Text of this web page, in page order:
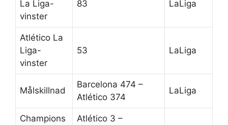
La Liga-
vinster
83 LaLiga
Atlético La
Liga-
vinster
53 LaLiga
Målskillnad
Barcelona 474 –
Atlético 374
LaLiga
Champions
Atlético 3 –